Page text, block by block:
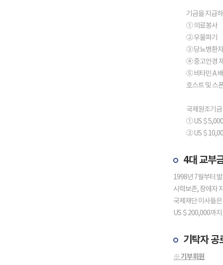
기금을 지급하
① 의료봉사
② 우물파기
③ 당뇨병환자
④ 중고안경
⑤ 비타민 A
호스트 및 스폰
국제원조기금
① US＄
② US＄
4대 교부
1998년 7월부터
시력보존, 장애자
국제재단 이사들
US＄200,000까지
기탁자 공
※ 기부회원